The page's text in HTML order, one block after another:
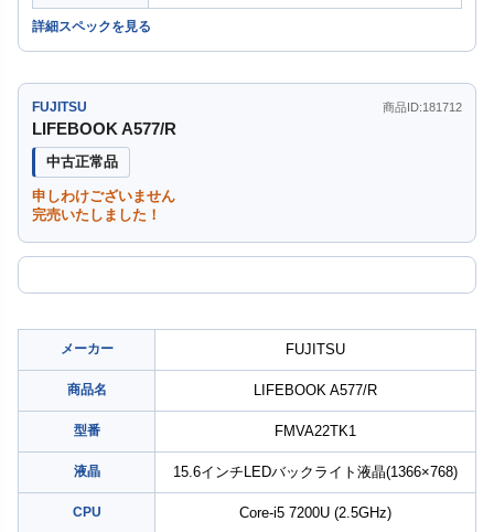
詳細スペックを見る
FUJITSU 商品ID:181712
LIFEBOOK A577/R
中古正常品
申しわけございません
完売いたしました！
メーカー FUJITSU
商品名 LIFEBOOK A577/R
型番 FMVA22TK1
液晶 15.6インチLEDバックライト液晶(1366×768)
CPU Core-i5 7200U (2.5GHz)